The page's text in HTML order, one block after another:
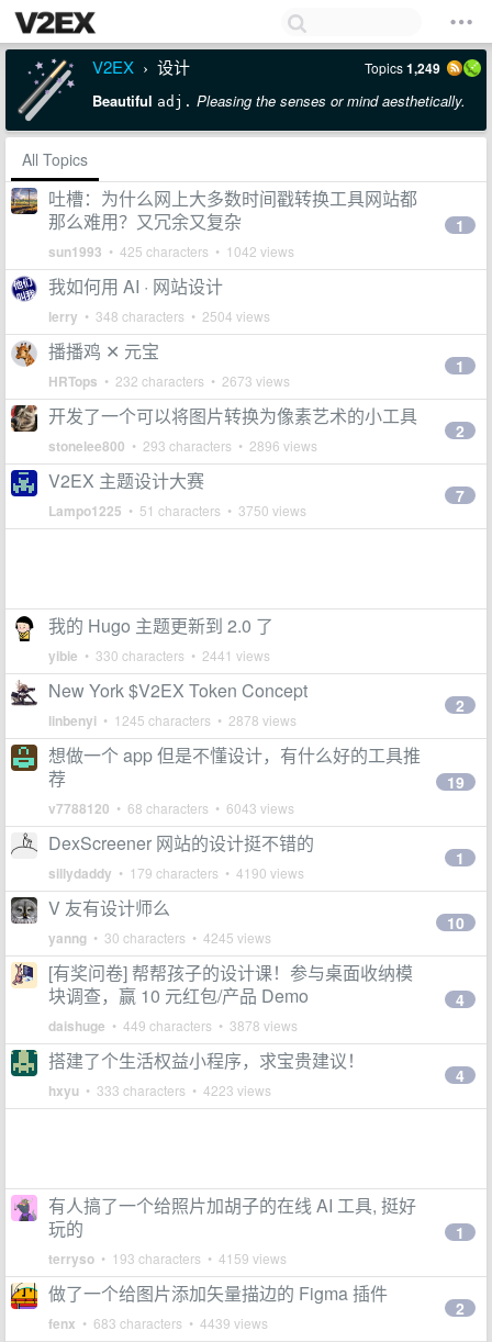
V2EX › 设计 Topics1,249
Beautiful adj. Pleasing the senses or mind aesthetically.
All Topics
吐槽：为什么网上大多数时间戳转换工具网站都
那么难用？又冗余又复杂
sun1993 • 425 characters • 1042 views
1
我如何用 AI · 网站设计
lerry • 348 characters • 2504 views
播播鸡 ✕ 元宝
HRTops • 232 characters • 2673 views
1
开发了一个可以将图片转换为像素艺术的小工具
stonelee800 • 293 characters • 2896 views
2
V2EX 主题设计大赛
Lampo1225 • 51 characters • 3750 views
7
我的 Hugo 主题更新到 2.0 了
yibie • 330 characters • 2441 views
New York $V2EX Token Concept
linbenyi • 1245 characters • 2878 views
2
想做一个 app 但是不懂设计，有什么好的工具推
荐
v7788120 • 68 characters • 6043 views
19
DexScreener 网站的设计挺不错的
sillydaddy • 179 characters • 4190 views
1
V 友有设计师么
yanng • 30 characters • 4245 views
10
[有奖问卷] 帮帮孩子的设计课！参与桌面收纳模
块调查，赢 10 元红包/产品 Demo
daishuge • 449 characters • 3878 views
4
搭建了个生活权益小程序，求宝贵建议！
hxyu • 333 characters • 4223 views
4
有人搞了一个给照片加胡子的在线 AI 工具, 挺好
玩的
terryso • 193 characters • 4159 views
1
做了一个给图片添加矢量描边的 Figma 插件
fenx • 683 characters • 4439 views
2